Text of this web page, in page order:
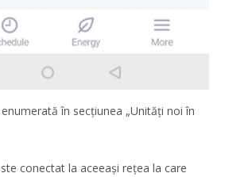
în secțiunea „Unități noi în
conectat la aceeași rețea la care